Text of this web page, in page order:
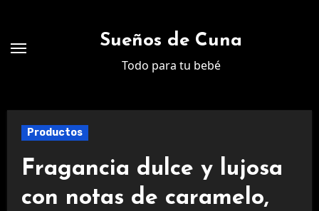
contenido
Sueños de Cuna
Todo para tu bebé
Productos
Fragancia dulce y lujosa
con notas de caramelo,